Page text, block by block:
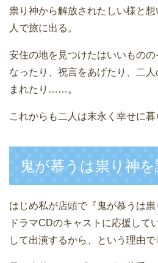
祟り神から解放されたしい様と
人で旅に出る。
安住の地を見つけたはいいもの
なったり、祝言をあげたり、二
まれたり……。
これからも二人は末永く幸せに暮
鬼が慕うは祟り神
はじめ私が店頭で『鬼が慕うは
ドラマCDのキャストに応援して
して出演するから、という理由で